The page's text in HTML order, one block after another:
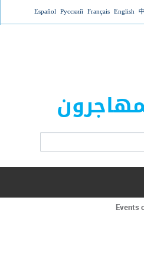
Jump to
English
Français
Русский
Español
Events